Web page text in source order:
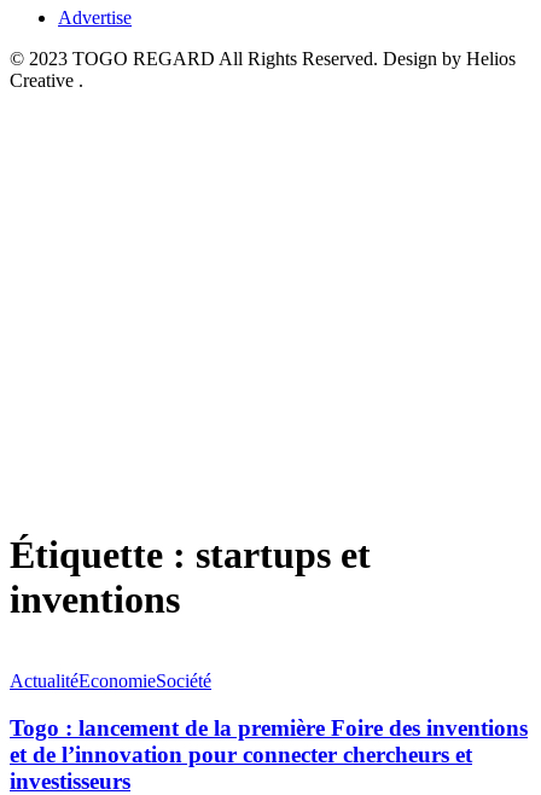
Advertise
© 2023 TOGO REGARD All Rights Reserved. Design by Helios
Creative .
Étiquette : startups et
inventions
ActualitéEconomieSociété
Togo : lancement de la première Foire des inventions
et de l’innovation pour connecter chercheurs et
investisseurs